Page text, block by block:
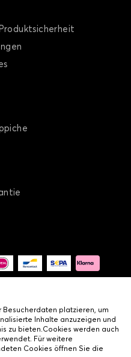
Besucherdaten platzieren, um
Inhalte anzuzeigen und
zu bieten.Cookies werden auch
Für weitere
Cookies öffnen Sie die